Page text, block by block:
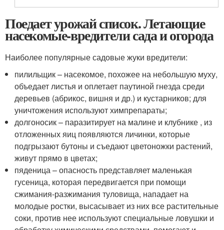
Поедает урожай список. Летающие
насекомые-вредители сада и огорода
Наиболее популярные садовые жуки вредители:
пилильщик – насекомое, похожее на небольшую муху,
объедает листья и оплетает паутиной гнезда среди
деревьев (абрикос, вишня и др.) и кустарников; для
уничтожения используют химпрепараты;
долгоносик – паразитирует на малине и клубнике , из
отложенных яиц появляются личинки, которые
подгрызают бутоны и съедают цветоножки растений,
живут прямо в цветах;
пяденица – опасность представляет маленькая
гусеница, которая передвигается при помощи
сжимания-разжимания туловища, нападает на
молодые ростки, высасывает из них все растительные
соки, против нее используют специальные ловушки и